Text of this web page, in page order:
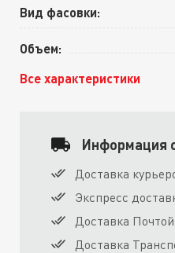
Вид фасовки:
Объем:
Все характеристики
Информация
Доставка
Экспресс
Доставка
Доставка